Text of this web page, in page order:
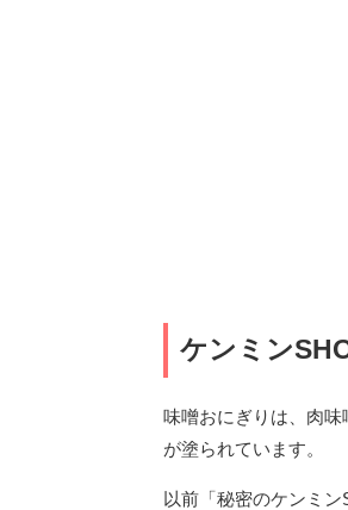
ケンミン
味噌おにぎりは、肉
が塗られています。
以前「秘密のケンミ